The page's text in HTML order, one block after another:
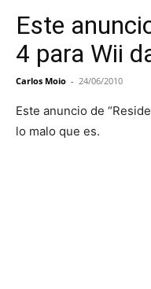
Este
4 para Wii
Carlos Moio - 24/06/2010
Este anuncio de
lo malo que es.